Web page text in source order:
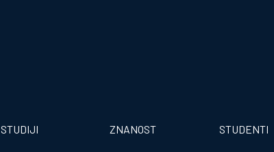
STUDIJI ZNANOST STUDENTI